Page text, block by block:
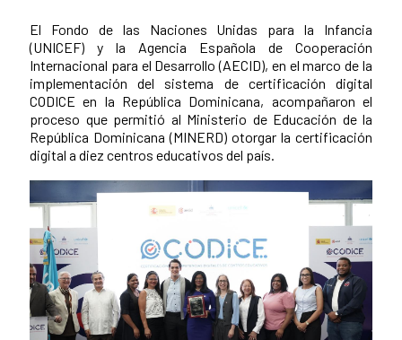
El Fondo de las Naciones Unidas para la Infancia
(UNICEF) y la Agencia Española de Cooperación
Internacional para el Desarrollo (AECID), en el marco de la
implementación del sistema de certificación digital
CODICE en la República Dominicana, acompañaron el
proceso que permitió al Ministerio de Educación de la
República Dominicana (MINERD) otorgar la certificación
digital a diez centros educativos del país.